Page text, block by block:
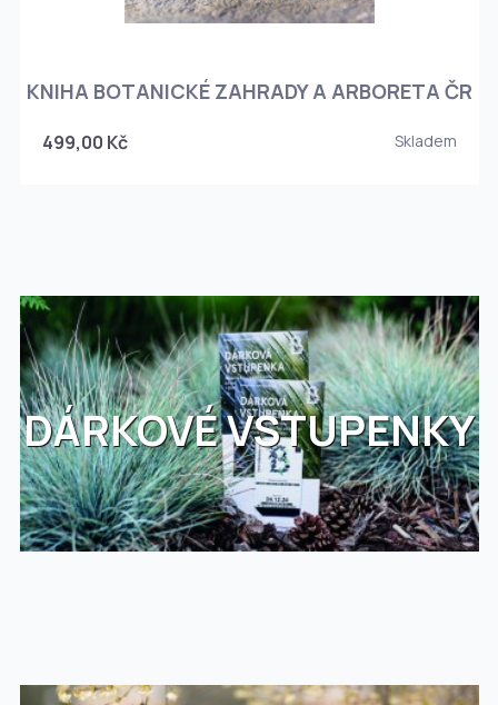
KNIHA BOTANICKÉ ZAHRADY A ARBORETA ČR
499,00 Kč Skladem
DÁRKOVÉ VSTUPENKY